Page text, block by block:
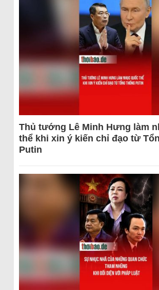
Thủ tướng Lê Minh Hưng làm
thể khi xin ý kiến chỉ đạo từ
Putin